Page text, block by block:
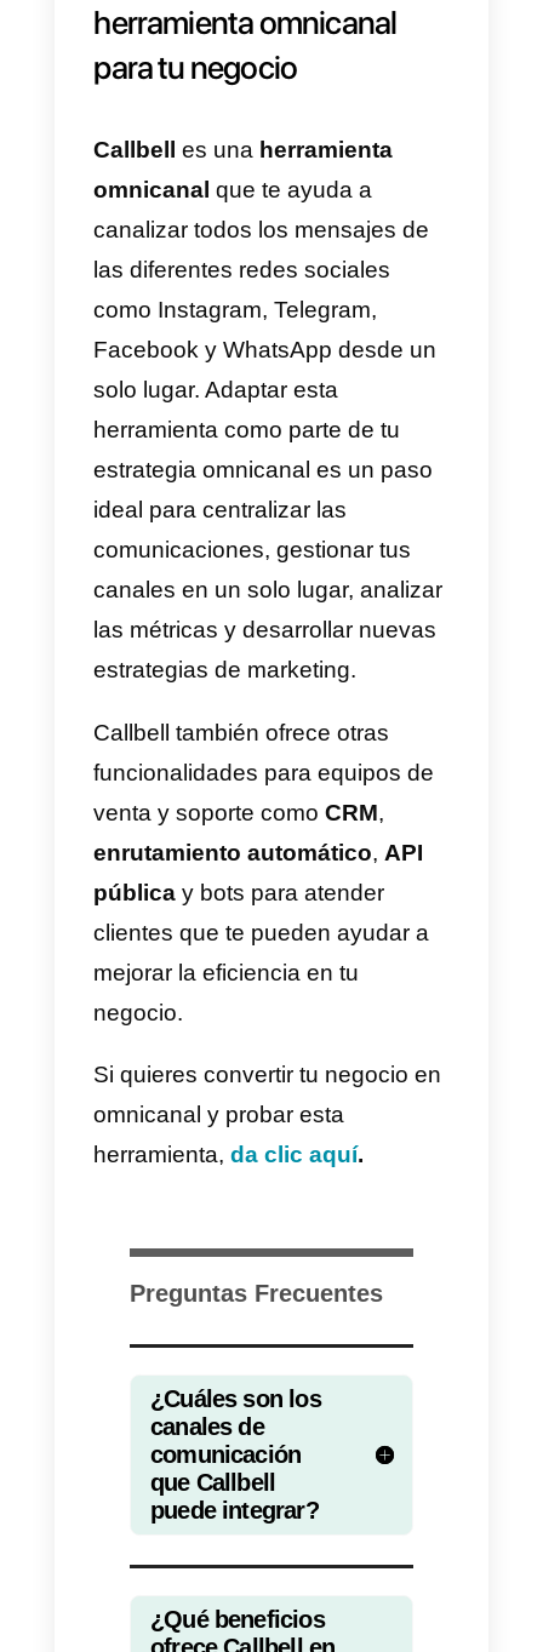
Para desarrollar una estrategia
necesario tener los objetivos y
metas superclaras. Aquí tienes
ejemplo para definir tus objetivos
y metas para tu negocio y así
potenciarlo al máximo:
Objetivos
Visibilidad del negocio
Para lograr este objetivo, es
necesario incrementar el
esto puede analizarse a través
cantidad de seguidores, alcance
de las publicaciones y el trafico
en el sitio web que proviene de
las redes o medios de
Experiencia del cliente
ofrecer un servicio de calidad y
personalizado, medido por los
tiempos de respuesta y la tasa
finalización y resolución de las
conversaciones.
Aumenta las conversiones
La idea es mejorar la eficiencia